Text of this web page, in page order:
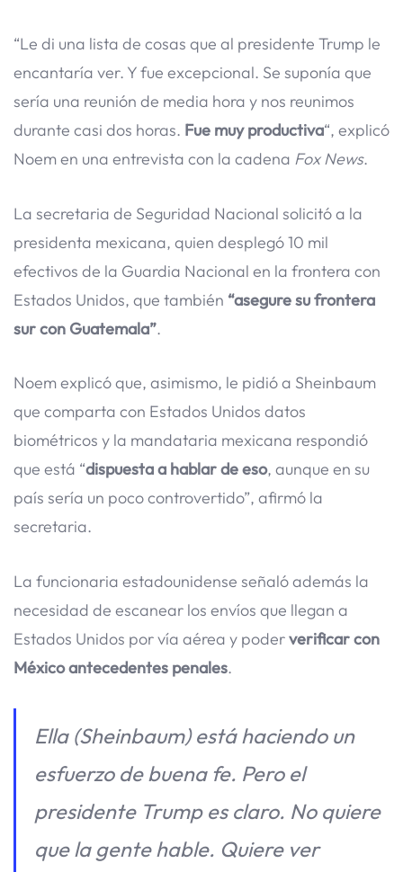
“Le di una lista de cosas que al presidente Trump le
encantaría ver. Y fue excepcional. Se suponía que
sería una reunión de media hora y nos reunimos
durante casi dos horas. Fue muy productiva“, explicó
Noem en una entrevista con la cadena Fox News.
La secretaria de Seguridad Nacional solicitó a la
presidenta mexicana, quien desplegó 10 mil
efectivos de la Guardia Nacional en la frontera con
Estados Unidos, que también “asegure su frontera
sur con Guatemala”.
Noem explicó que, asimismo, le pidió a Sheinbaum
que comparta con Estados Unidos datos
biométricos y la mandataria mexicana respondió
que está “dispuesta a hablar de eso, aunque en su
país sería un poco controvertido”, afirmó la
secretaria.
La funcionaria estadounidense señaló además la
necesidad de escanear los envíos que llegan a
Estados Unidos por vía aérea y poderverificar con
México antecedentes penales.
Ella (Sheinbaum) está haciendo un
esfuerzo de buena fe. Pero el
presidente Trump es claro. No quiere
que la gente hable. Quiere ver